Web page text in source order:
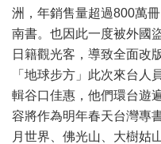
洲，年銷售量超過800萬
南書。也因此一度被外國
日籍觀光客，導致全面改
「地球步方」此次來台人
輯谷口佳惠，他們環台遊
容將作為明年春天台灣專
月世界、佛光山、大樹姑